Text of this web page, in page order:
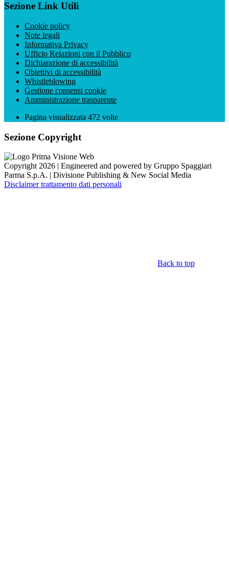
Sezione Link Utili
Cookie policy
Note legali
Informativa Privacy
Ufficio Relazioni con il Pubblico
Dichiarazione di accessibilità
Obiettivi di accessibilità
Whistleblowing
Gestione consensi cookie
Amministrazione trasparente
Pagina visualizzata 472 volte
Sezione Copyright
Copyright 2026 | Engineered and powered by Gruppo Spaggiari
Parma S.p.A. | Divisione Publishing & New Social Media
Disclaimer trattamento dati personali
Back to top